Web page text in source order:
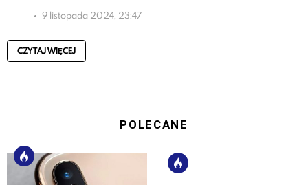
9 listopada 2024, 23:47
CZYTAJ WIĘCEJ
POLECANE